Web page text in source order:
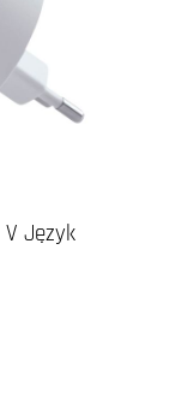
Język